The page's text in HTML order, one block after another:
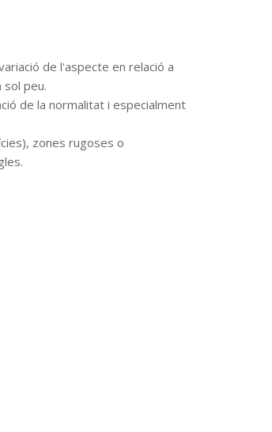
de l'aspecte en relació a
sol peu.
de la normalitat i especialment
zones rugoses o